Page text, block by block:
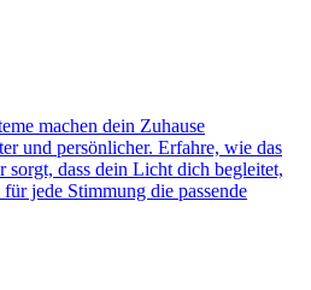
machen dein Zuhause
und persönlicher. Erfahre, wie das
dass dein Licht dich begleitet,
jede Stimmung die passende